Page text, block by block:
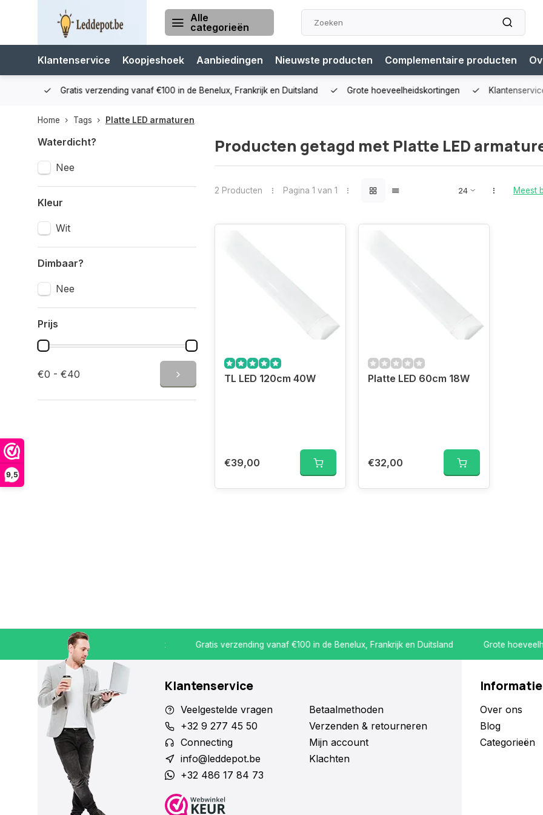
9,5
Alle
categorieën
Klantenservice Koopjeshoek Aanbiedingen Nieuwste producten Complementaire producten
Gratis verzending vanaf €100 in de Benelux, Frankrijk en Duitsland Grote hoeveelheidskortingen
Home Tags Platte LED armaturen
Waterdicht?
Nee
Kleur
Wit
Dimbaar?
Nee
Prijs
€0 - €40
Producten getagd met Platte LED
2 Producten Pagina 1 van 1 Meest
TL LED 120cm 40W
€39,00
Platte LED 60cm 18W
€32,00
Koop bij een specialist Gratis verzending vanaf €100 in de Benelux, Frankrijk en Duitsland Grote
Klantenservice
Veelgestelde vragen
+32 9 277 45 50
Connecting
info@leddepot.be
+32 486 17 84 73
Betaalmethoden
Verzenden & retourneren
Mijn account
Klachten
Informatie
Over ons
Blog
Categorieën